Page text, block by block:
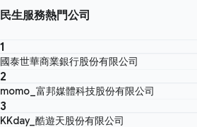
民生服務熱門公司
1
國泰世華商業銀行股份有限公司
2
momo_富邦媒體科技股份有限公司
3
KKday_酷遊天股份有限公司